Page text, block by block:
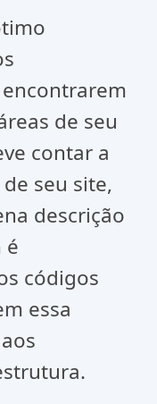
de seu
contar a
seu site,
descrição
é
códigos
essa